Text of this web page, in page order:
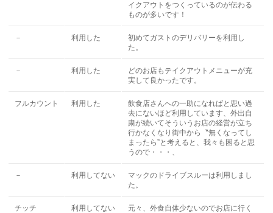
イクアウトをつくっているのが伝わる
ものが多いです！
－ 利用した
初めてガストのデリバリーを利用し
た。
－ 利用した
どのお店もテイクアウトメニューが充
実して良かったです。
フルカウント 利用した
飲食店さんへの一助になればと思い過
去にないほど利用しています、外出自
粛が続いてそういうお店の経営が立ち
行かなくなり街中から〝無くなってし
まったら”と考えると、我々も困ると思
うので・・・、
－ 利用してない
マックのドライブスルーは利用しまし
た。
チッチ 利用してない
元々、外食自体少ないのでお店に行く